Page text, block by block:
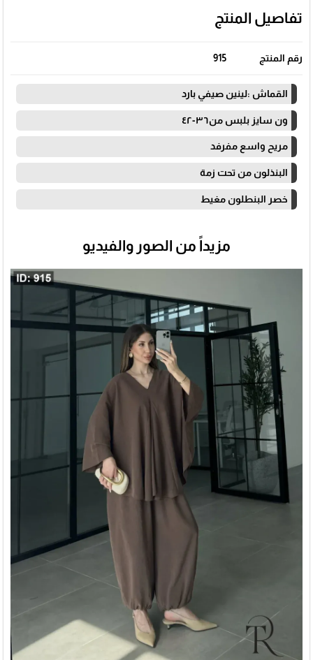
تفاصيل المنتج
رقم المنتج 915
القماش :لينين صيفي بارد
ون سايز بلبس من٣٦-٤٢
مريح واسع مفرفد
البنذلون من تحت زمة
خصر البنطلون مغيط
مزيداً من الصور والفيديو